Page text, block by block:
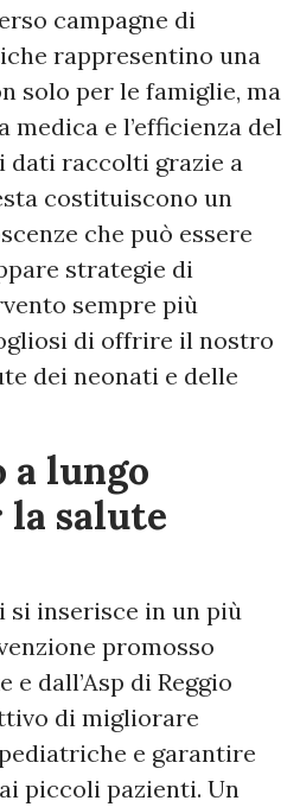
campagne di
rappresentino una
solo per le famiglie, ma
medica e l’efficienza del
dati raccolti grazie a
costituiscono un
che può essere
strategie di
sempre più
di offrire il nostro
dei neonati e delle
a lungo
salute
si inserisce in un più
promosso
e dall’Asp di Reggio
di migliorare
e garantire
piccoli pazienti. Un